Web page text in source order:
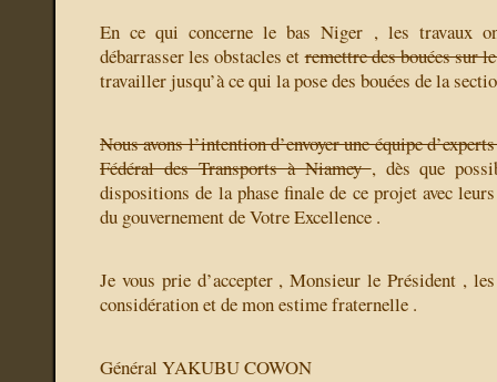
En ce qui concerne le bas Niger , les travaux
débarrasser les obstacles etremettre des bouées sur
travailler jusqu’à ce qui la pose des bouées de la
Nous avons l’intention d’envoyer une équipe
Fédéral des Transports à Niamey, dès que
dispositions de la phase finale de ce projet avec
du gouvernement de Votre Excellence .
Je vous prie d’accepter , Monsieur le Président ,
considération et de mon estime fraternelle .
Général YAKUBU COWON